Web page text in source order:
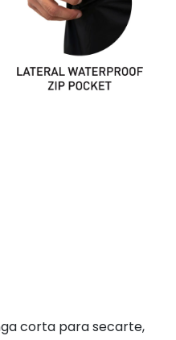
corta para secarte,